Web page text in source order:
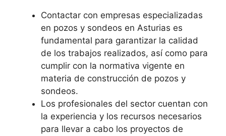
Contactar con empresas especializadas
en pozos y sondeos en Asturias es
fundamental para garantizar la calidad
de los trabajos realizados, así como para
cumplir con la normativa vigente en
materia de construcción de pozos y
sondeos.
Los profesionales del sector cuentan con
la experiencia y los recursos necesarios
para llevar a cabo los proyectos de